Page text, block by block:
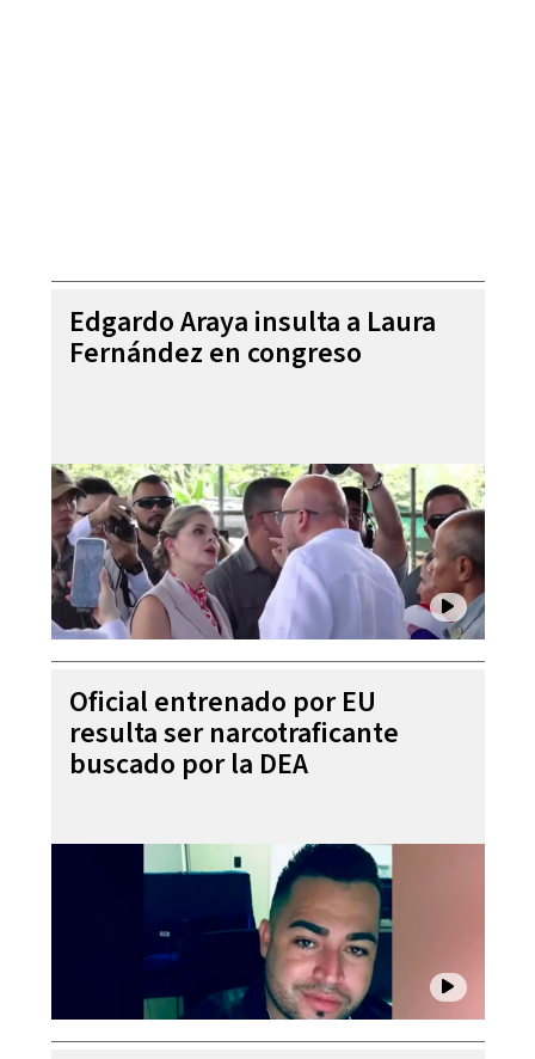
Edgardo Araya insulta a Laura
Fernández en congreso
Oficial entrenado por EU
resulta ser narcotraficante
buscado por la DEA